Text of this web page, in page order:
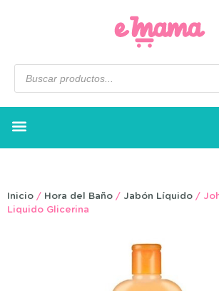
Inicio / Hora del Baño / Jabón Líquido /
Liquido Glicerina